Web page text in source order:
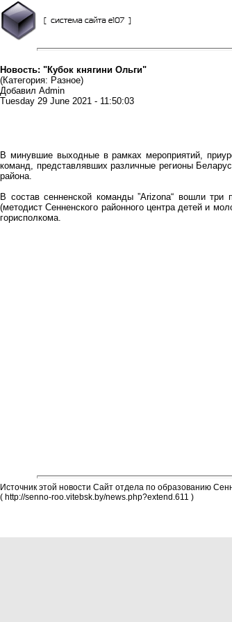
Новость: "Кубок княгини Ольги"
(Категория: Разное)
Добавил Admin
Tuesday 29 June 2021 - 11:50:03
В минувшие выходные в рамках мероприятий,
команд, представлявших различные регионы
района.
В состав сенненской команды ”Arizona“ вошли
(методист Сенненского районного центра детей и
горисполкома.
Источник этой новости Сайт отдела по образованию
( http://senno-roo.vitebsk.by/news.php?extend.611 )